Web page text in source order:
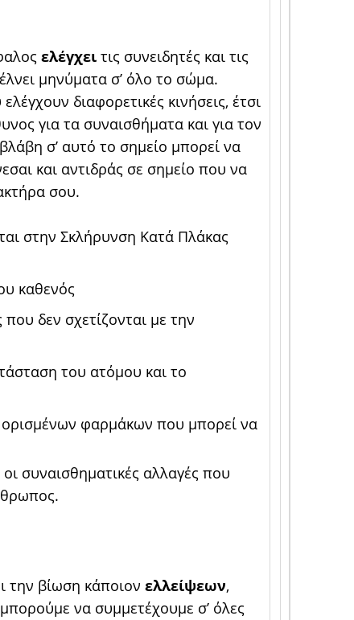
ελέγχει τις συνειδητές και τις
μηνύματα σ’ όλο το σώμα.
διαφορετικές κινήσεις, έτσι
για τα συναισθήματα και για τον
σ’ αυτό το σημείο μπορεί να
και αντιδράς σε σημείο που να
σου.
στην Σκλήρυνση Κατά Πλάκας
καθενός
δεν σχετίζονται με την
του ατόμου και το
ορισμένων φαρμάκων που μπορεί να
συναισθηματικές αλλαγές που
την βίωση κάποιον ελλείψεων,
να συμμετέχουμε σ’ όλες